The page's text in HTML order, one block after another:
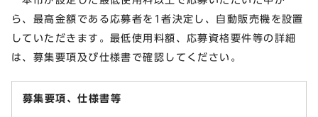
ら、最高金額である応募者を1者決定し、自動販売機を設置
していただきます。最低使用料額、応募資格要件等の詳細
は、募集要項及び仕様書で確認してください。
募集要項、仕様書等